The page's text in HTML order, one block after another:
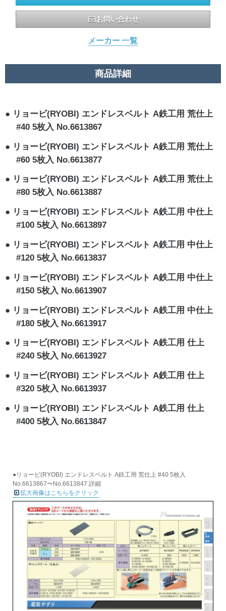
お問い合わせ
メーカー 一覧
商品詳細
リョービ(RYOBI) エンドレスベルト A鉄工用 荒仕上
#40 5枚入 No.6613867
リョービ(RYOBI) エンドレスベルト A鉄工用 荒仕上
#60 5枚入 No.6613877
リョービ(RYOBI) エンドレスベルト A鉄工用 荒仕上
#80 5枚入 No.6613887
リョービ(RYOBI) エンドレスベルト A鉄工用 中仕上
#100 5枚入 No.6613897
リョービ(RYOBI) エンドレスベルト A鉄工用 中仕上
#120 5枚入 No.6613837
リョービ(RYOBI) エンドレスベルト A鉄工用 中仕上
#150 5枚入 No.6613907
リョービ(RYOBI) エンドレスベルト A鉄工用 中仕上
#180 5枚入 No.6613917
リョービ(RYOBI) エンドレスベルト A鉄工用 仕上
#240 5枚入 No.6613927
リョービ(RYOBI) エンドレスベルト A鉄工用 仕上
#320 5枚入 No.6613937
リョービ(RYOBI) エンドレスベルト A鉄工用 仕上
#400 5枚入 No.6613847
●リョービ(RYOBI) エンドレスベルト A鉄工用 荒仕上 #40 5枚入
No.6613867〜No.6613847 詳細
拡大画像はこちらをクリック